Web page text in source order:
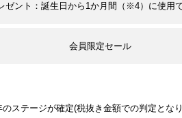
ゼント：誕生日から1か月間（※4）に使用
会員限定セール
ステージが確定(税抜き金額での判定とな